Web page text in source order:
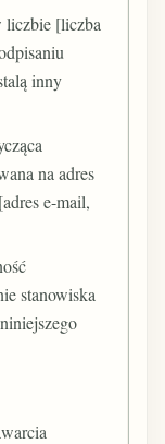
liczbie [liczba
inny
na adres
e-mail,
stanowiska